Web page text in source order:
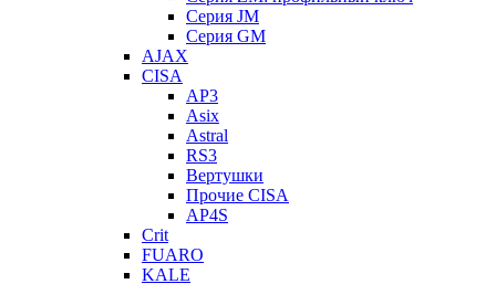
Серия JM
Серия GM
AJAX
CISA
AP3
Asix
Astral
RS3
Вертушки
Прочие CISA
AP4S
Crit
FUARO
KALE